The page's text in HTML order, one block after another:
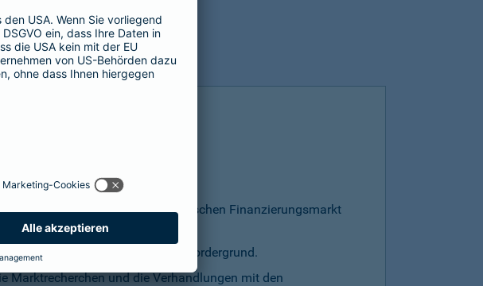
Zugriff auf den gesamten deutschen Finanzierungsmarkt
zum besten Preis steht im Vordergrund.
Marktrecherchen und die Verhandlungen mit den